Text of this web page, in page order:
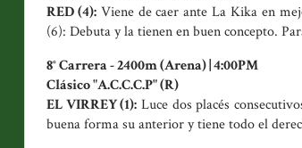
RED (4):Viene de caer ante La Kika en
(6): Debuta y la tienen en buen concepto.
8° Carrera - 2400m (Arena) | 4:00PM
Clásico "A.C.C.C.P" (R)
EL VIRREY (1): Luce dos placés
buena forma su anterior y tiene todo el